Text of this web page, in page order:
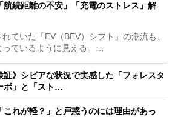
航続距離の不安」「充電のストレス」解
ていた「EV（BEV）シフト」の潮流も、
っているように見える。…
証》シビアな状況で実感した「フォレスタ
ボ」と「スト…
これが軽？」と戸惑うのには理由があっ